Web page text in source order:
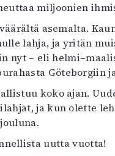
miljoonien
asemalta.
lahja, ja yritän
nyt – eli
Göteborgiin
koko ajan.
ja kun olette
uutta vuotta!